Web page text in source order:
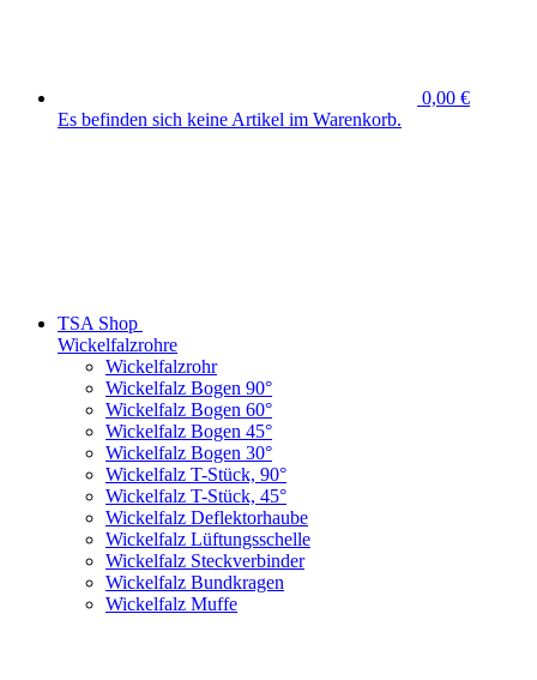
0,00 €
Es befinden sich keine Artikel im Warenkorb.
TSA Shop
Wickelfalzrohre
Wickelfalzrohr
Wickelfalz Bogen 90°
Wickelfalz Bogen 60°
Wickelfalz Bogen 45°
Wickelfalz Bogen 30°
Wickelfalz T-Stück, 90°
Wickelfalz T-Stück, 45°
Wickelfalz Deflektorhaube
Wickelfalz Lüftungsschelle
Wickelfalz Steckverbinder
Wickelfalz Bundkragen
Wickelfalz Muffe